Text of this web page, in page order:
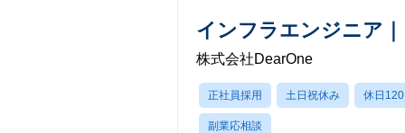
インフラエンジニア
株式会社DearOne
正社員採用 土日祝休み 休日
副業応相談